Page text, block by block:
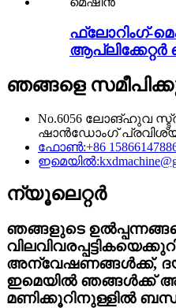
ഫ്ലോറിംഗ്-
ഞങ്ങളെ
No.6056 ലോങ്‌ഹുവ
ഷാൻഡോംഗ്
ഫോൺ:+86
ഇമെയിൽ:
ന്യൂലെറ്റർ
ഞങ്ങളുടെ
അന്വേഷണങ്ങൾക്ക്,
ഇമെയിൽ ഞങ്ങൾക്ക്
മണിക്കൂറിനുള്ളിൽ